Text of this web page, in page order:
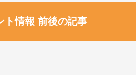
ト情報 前後の記事